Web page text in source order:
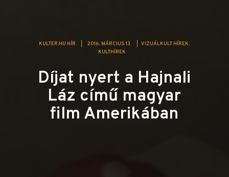
KULTER.HU HÍR 2016. MÁRCIUS 13.
VIZUÁLKULT HÍREK
KULTHÍREK
Díjat nyert a Hajnali
Láz című magyar
film Amerikában